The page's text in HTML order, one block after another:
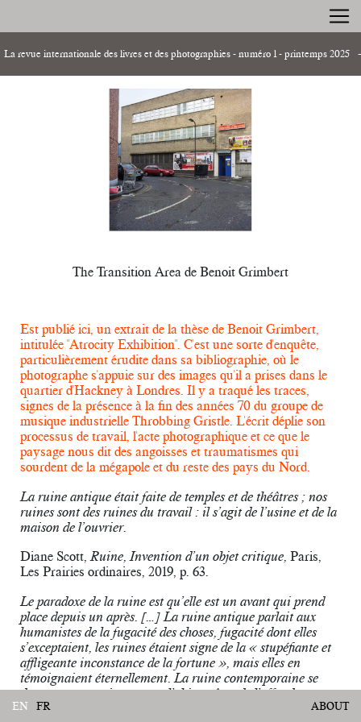
La revue internationale des livres et des photographies - numéro 1 - printemps 2025
Rue d’Aubagne à Marseille par Christiane Vollaire et Philippe
The Transition Area de Benoit Grimbert
Compte-rendus d'expositions par Sadreddine Arezki
The Transition Area de Benoit Grimbert
Est publié ici, un extrait de la thèse de Benoit Grimbert,
intitulée "Atrocity Exhibition". C'est une sorte d'enquête,
particulièrement érudite dans sa bibliographie, où le
photographe s'appuie sur des images qu'il a prises dans le
quartier d'Hackney à Londres. Il y a traqué les traces,
signes de la présence à la fin des années 70 du groupe de
musique industrielle Throbbing Gristle. L'écrit déplie son
processus de travail, l'acte photographique et ce que le
paysage nous dit des angoisses et traumatismes qui
sourdent de la mégapole et du reste des pays du Nord.
La ruine antique était faite de temples et de théâtres ; nos
ruines sont des ruines du travail : il s’agit de l’usine et de la
maison de l’ouvrier.
Diane Scott,Ruine, Invention d’un objet critique, Paris,
Les Prairies ordinaires, 2019, p. 63.
Le paradoxe de la ruine est qu’elle est un avant qui prend
place depuis un après. […] La ruine antique parlait aux
humanistes de la fugacité des choses, fugacité dont elles
s’exceptaient, les ruines étaient signe de la « stupéfiante et
affligeante inconstance de la fortune », mais elles en
témoignaient éternellement. La ruine contemporaine se
donne au contraire comme l’objet même de l’effondrement.
EN FR ABOUT